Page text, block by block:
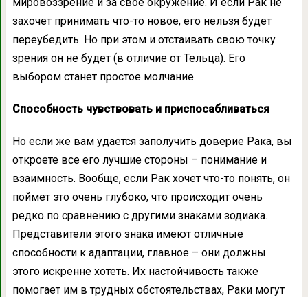
захочет принимать что-то новое, его нельзя будет
переубедить. Но при этом и отстаивать свою точку
зрения он не будет (в отличие от Тельца). Его
выбором станет простое молчание.
Способность чувствовать и приспосабливаться
Но если же вам удается заполучить доверие Рака, вы
откроете все его лучшие стороны – понимание и
взаимность. Вообще, если Рак хочет что-то понять, он
поймет это очень глубоко, что происходит очень
редко по сравнению с другими знаками зодиака.
Представители этого знака имеют отличные
способности к адаптации, главное – они должны
этого искренне хотеть. Их настойчивость также
помогает им в трудных обстоятельствах, Раки могут